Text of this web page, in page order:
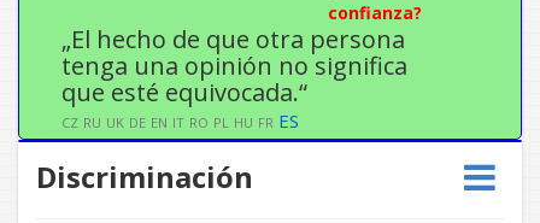
confianza?
„El hecho de que otra persona
tenga una opinión no significa
que esté equivocada.“
CZ RU UK DE EN IT RO PL HU FR ES
Discriminación